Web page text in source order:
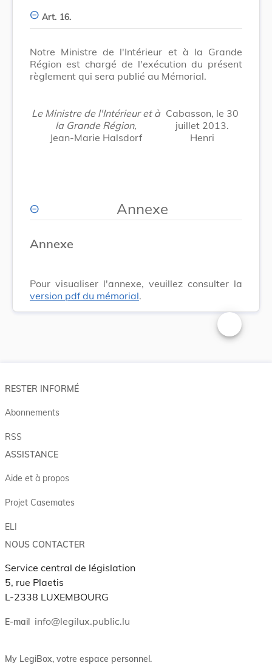
Art. 16.
Notre Ministre de l'Intérieur et à la Grande
Région est chargé de l'exécution du présent
règlement qui sera publié au Mémorial.
Le Ministre de l'Intérieur et à
la Grande Région,
Jean-Marie Halsdorf
Cabasson, le 30
juillet 2013.
Henri
Annexe
Annexe
Pour visualiser l'annexe, veuillez consulter la
version pdf du mémorial.
Changer la
RESTER INFORMÉ
Abonnements
RSS
ASSISTANCE
Aide et à propos
Projet Casemates
ELI
NOUS CONTACTER
Service central de législation
5, rue Plaetis
L-2338 LUXEMBOURG
E-mail info@legilux.public.lu
My LegiBox, votre espace personnel.